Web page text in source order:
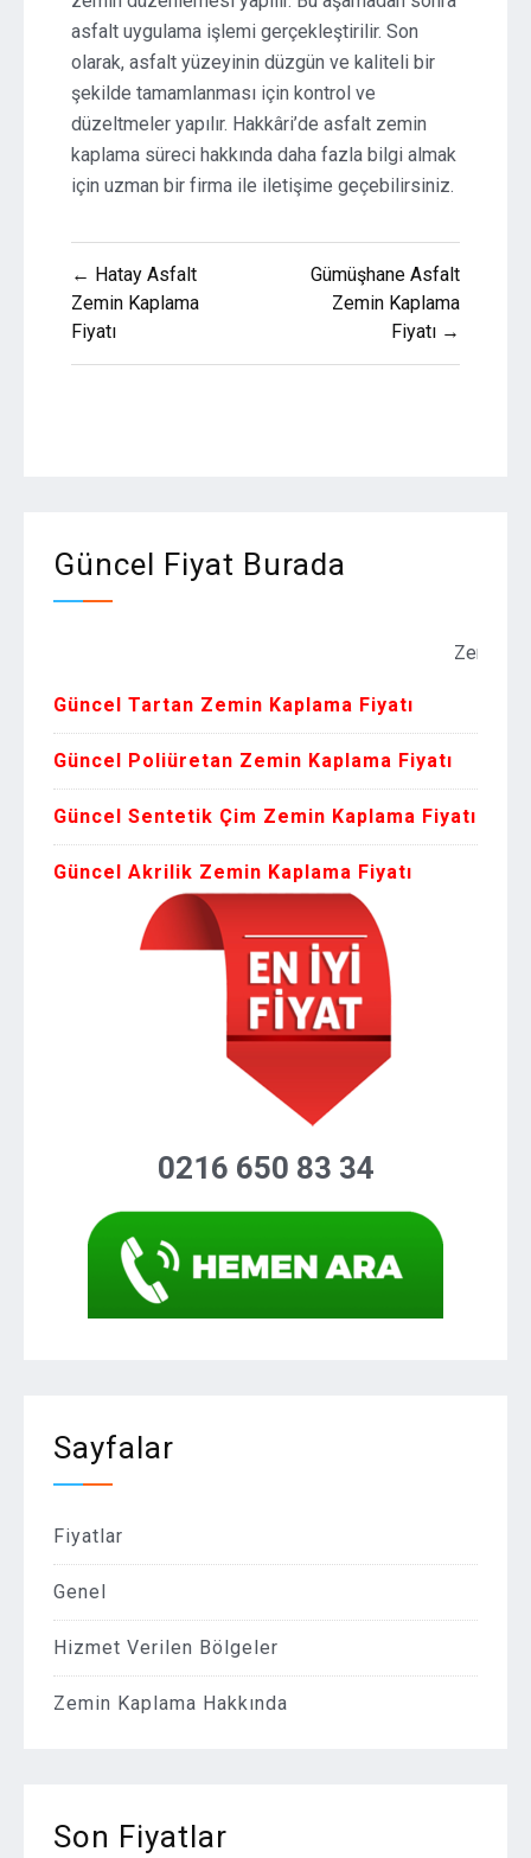
asfalt uygulama işlemi gerçekleştirilir. Son
olarak, asfalt yüzeyinin düzgün ve kaliteli bir
şekilde tamamlanması için kontrol ve
düzeltmeler yapılır. Hakkâri’de asfalt zemin
kaplama süreci hakkında daha fazla bilgi almak
için uzman bir firma ile iletişime geçebilirsiniz.
Yazı
gezinmesi
← Hatay Asfalt
Zemin Kaplama
Fiyatı
Gümüşhane Asfalt
Zemin Kaplama
Fiyatı →
Güncel Fiyat Burada
Zemin
Güncel Tartan Zemin Kaplama Fiyatı
Güncel Poliüretan Zemin Kaplama Fiyatı
Güncel Sentetik Çim Zemin Kaplama Fiyatı
Güncel Akrilik Zemin Kaplama Fiyatı
0216 650 83 34
Sayfalar
Fiyatlar
Genel
Hizmet Verilen Bölgeler
Zemin Kaplama Hakkında
Son Fiyatlar